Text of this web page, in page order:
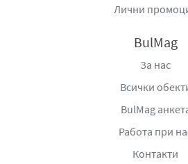
Лични
BulMag
За нас
Всички
BulMag
Работа при
Контакти